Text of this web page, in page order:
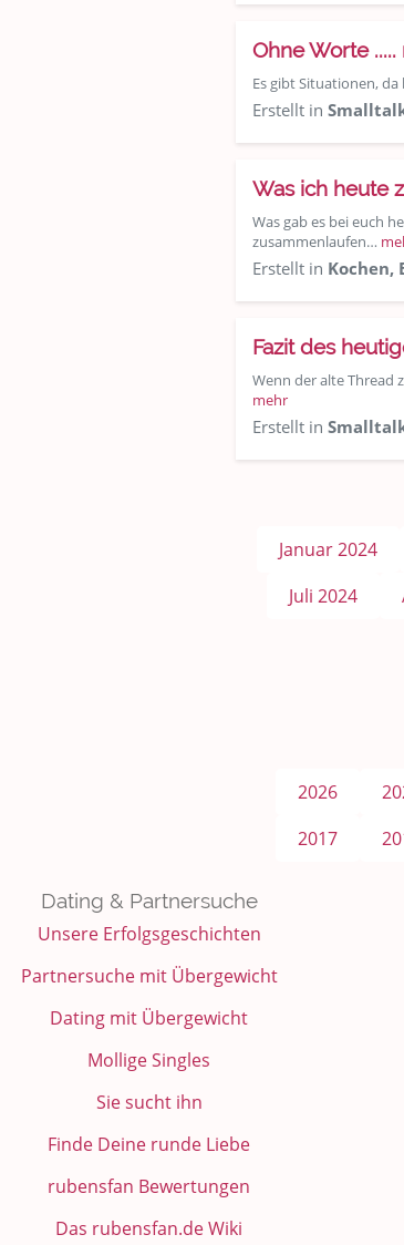
Ohne Worte
Es gibt Situationen,
Erstellt in
Was ich heute
Was gab es bei euch
zusammenlaufen…
Erstellt in Kochen,
Fazit des
Wenn der alte Thread
mehr
Erstellt in
Januar 2024
Juli 2024
2026
2017
Dating & Partnersuche
Unsere Erfolgsgeschichten
Partnersuche mit Übergewicht
Dating mit Übergewicht
Mollige Singles
Sie sucht ihn
Finde Deine runde Liebe
rubensfan Bewertungen
Das rubensfan.de Wiki